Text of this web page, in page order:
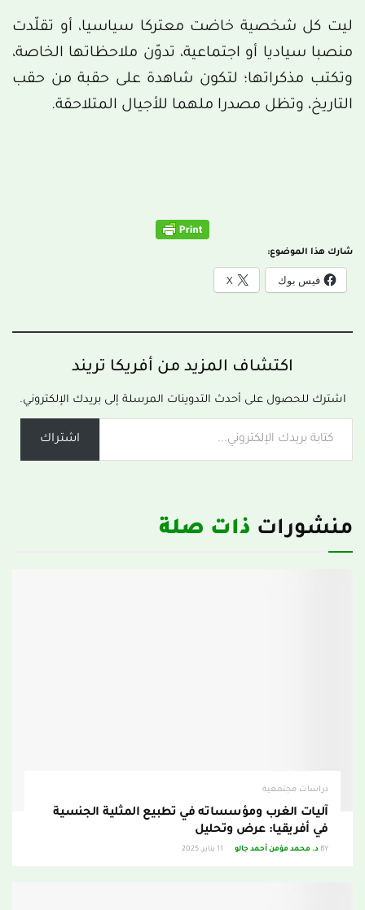
ليت كل شخصية خاضت معتركا سياسيا، أو تقلّدت
منصبا سياديا أو اجتماعية، تدوّن ملاحظاتها الخاصة،
وتكتب مذكراتها؛ لتكون شاهدة على حقبة من حقب
التاريخ، وتظل مصدرا ملهما للأجيال المتلاحقة.
شارك هذا الموضوع:
فيس بوك X
اكتشاف المزيد من أفريكا تريند
اشترك للحصول على أحدث التدوينات المرسلة إلى بريدك الإلكتروني.
اشتراك
منشورات ذات صلة
دراسات مجتمعية
آليات الغرب ومؤسساته في تطبيع المثلية الجنسية
في أفريقيا: عرض وتحليل
BY د. محمد مؤمن أحمد جالو